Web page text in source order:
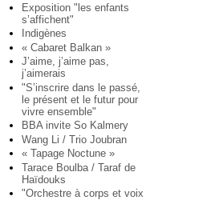
Exposition "les enfants
s’affichent"
Indigènes
« Cabaret Balkan »
J’aime, j’aime pas,
j’aimerais
"S’inscrire dans le passé,
le présent et le futur pour
vivre ensemble"
BBA invite So Kalmery
Wang Li / Trio Joubran
« Tapage Noctune »
Tarace Boulba / Taraf de
Haïdouks
"Orchestre à corps et voix